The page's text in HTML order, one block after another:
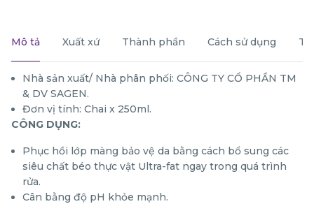
Mô tả Xuất xứ Thành phần Cách sử dụng
Nhà sản xuất/ Nhà phân phối: CÔNG TY CỔ PHẦN TM
& DV SAGEN.
Đơn vị tính: Chai x 250ml.
CÔNG DỤNG:
Phục hồi lớp màng bảo vệ da bằng cách bổ sung các
siêu chất béo thực vật Ultra-fat ngay trong quá trình
rửa.
Cân bằng độ pH khỏe mạnh.